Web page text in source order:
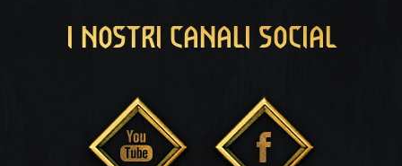
I NOSTRI CANALI SOCIAL